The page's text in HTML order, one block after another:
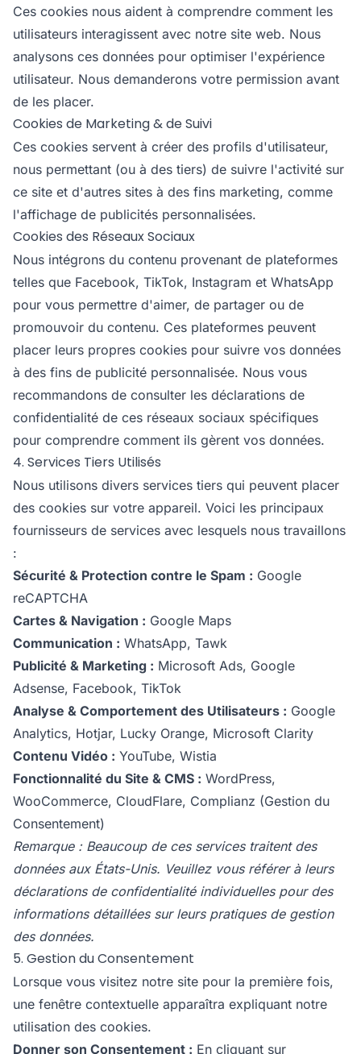
Ces cookies nous aident à comprendre comment les
utilisateurs interagissent avec notre site web. Nous
analysons ces données pour optimiser l'expérience
utilisateur. Nous demanderons votre permission avant
de les placer.
Cookies de Marketing & de Suivi
Ces cookies servent à créer des profils d'utilisateur,
nous permettant (ou à des tiers) de suivre l'activité sur
ce site et d'autres sites à des fins marketing, comme
l'affichage de publicités personnalisées.
Cookies des Réseaux Sociaux
Nous intégrons du contenu provenant de plateformes
telles que Facebook, TikTok, Instagram et WhatsApp
pour vous permettre d'aimer, de partager ou de
promouvoir du contenu. Ces plateformes peuvent
placer leurs propres cookies pour suivre vos données
à des fins de publicité personnalisée. Nous vous
recommandons de consulter les déclarations de
confidentialité de ces réseaux sociaux spécifiques
pour comprendre comment ils gèrent vos données.
4. Services Tiers Utilisés
Nous utilisons divers services tiers qui peuvent placer
des cookies sur votre appareil. Voici les principaux
fournisseurs de services avec lesquels nous travaillons
:
Sécurité & Protection contre le Spam : Google
reCAPTCHA
Cartes & Navigation : Google Maps
Communication : WhatsApp, Tawk
Publicité & Marketing : Microsoft Ads, Google
Adsense, Facebook, TikTok
Analyse & Comportement des Utilisateurs : Google
Analytics, Hotjar, Lucky Orange, Microsoft Clarity
Contenu Vidéo : YouTube, Wistia
Fonctionnalité du Site & CMS : WordPress,
WooCommerce, CloudFlare, Complianz (Gestion du
Consentement)
Remarque : Beaucoup de ces services traitent des
données aux États-Unis. Veuillez vous référer à leurs
déclarations de confidentialité individuelles pour des
informations détaillées sur leurs pratiques de gestion
des données.
5. Gestion du Consentement
Lorsque vous visitez notre site pour la première fois,
une fenêtre contextuelle apparaîtra expliquant notre
utilisation des cookies.
Donner son Consentement : En cliquant sur